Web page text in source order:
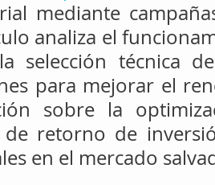
mediante
analiza el
selección técnica
para mejorar el
sobre la
de retorno de
en el mercado